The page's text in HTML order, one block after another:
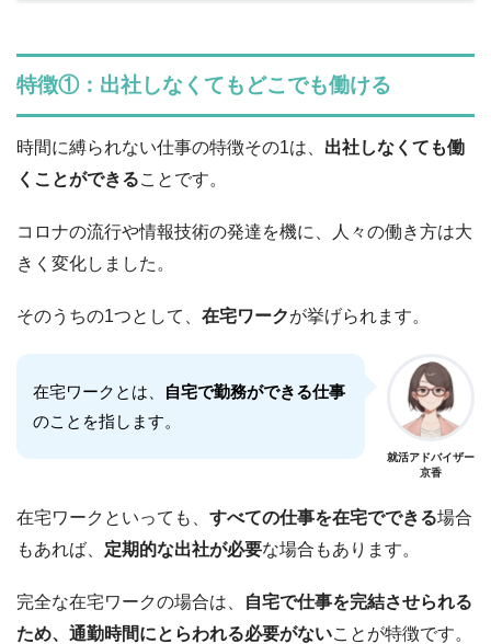
特徴①：出社しなくてもどこでも働ける
時間に縛られない仕事の特徴その1は、 出社しなくても働
くことができることです。
コロナの流行や情報技術の発達を機に、人々の働き方は大
きく変化しました。
そのうちの1つとして、 在宅ワークが挙げられます。
在宅ワークとは、
自宅で勤務ができる仕事
のことを指します。
就活アドバイザー
京香
在宅ワークといっても、 すべての仕事を在宅でできる場合
もあれば、 定期的な出社が必要な場合もあります。
完全な在宅ワークの場合は、
自宅で仕事を完結させられる
ため、 通勤時間にとらわれる必要がないことが特徴です。